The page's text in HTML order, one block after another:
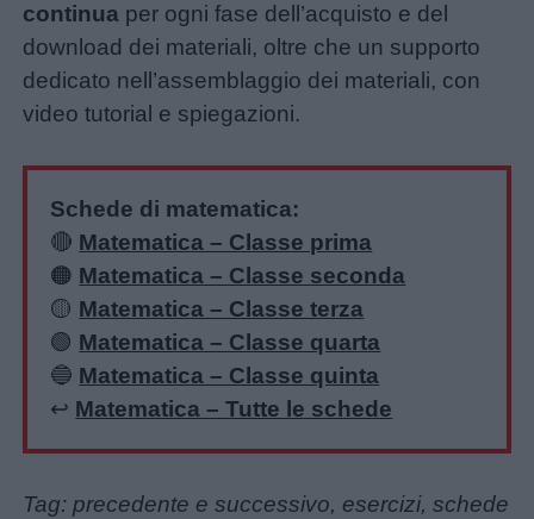
continua per ogni fase dell’acquisto e del
download dei materiali, oltre che un supporto
dedicato nell’assemblaggio dei materiali, con
video tutorial e spiegazioni.
Schede di matematica:
🔴 Matematica – Classe prima
🟠 Matematica – Classe seconda
🟡 Matematica – Classe terza
🟢 Matematica – Classe quarta
🔵 Matematica – Classe quinta
↩️ Matematica – Tutte le schede
Tag: precedente e successivo, esercizi, schede